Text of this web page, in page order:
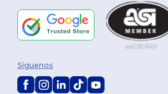
Síguenos